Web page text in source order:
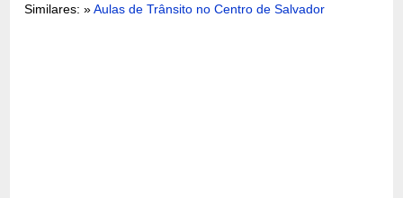
Similares: »Aulas de Trânsito no Centro de Salvador